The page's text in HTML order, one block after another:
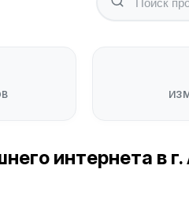
интернета в